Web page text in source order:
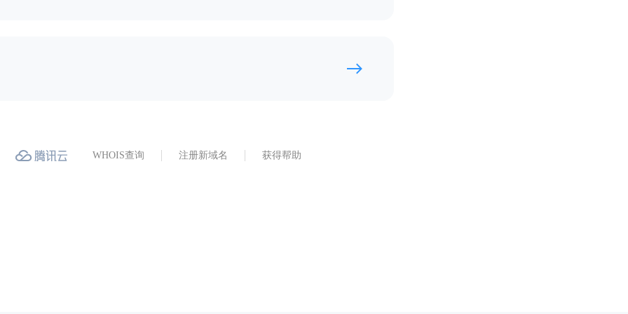
WHOIS查询 注册新域名 获得帮助